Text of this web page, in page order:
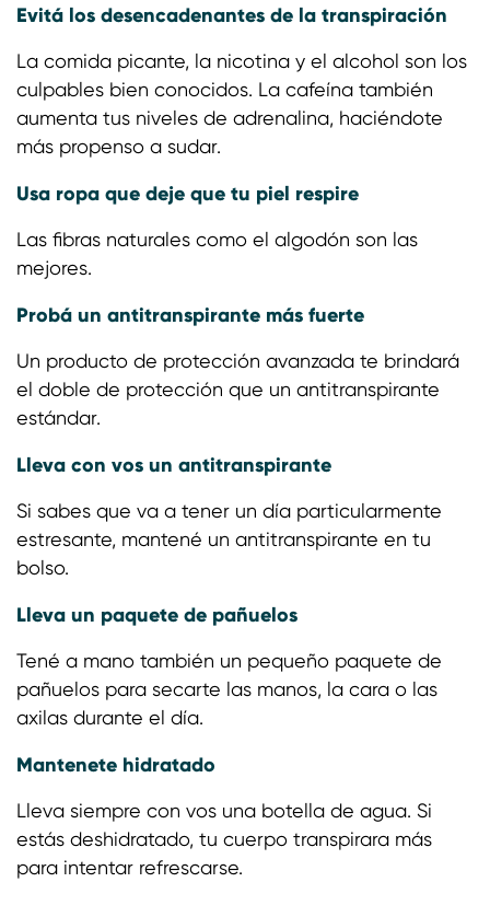
Evitá los desencadenantes de la transpiración
La comida picante, la nicotina y el alcohol son los
culpables bien conocidos. La cafeína también
aumenta tus niveles de adrenalina, haciéndote
más propenso a sudar.
Usa ropa que deje que tu piel respire
Las fibras naturales como el algodón son las
mejores.
Probá un antitranspirante más fuerte
Un producto de protección avanzada te brindará
el doble de protección que un antitranspirante
estándar.
Lleva con vos un antitranspirante
Si sabes que va a tener un día particularmente
estresante, mantené un antitranspirante en tu
bolso.
Lleva un paquete de pañuelos
Tené a mano también un pequeño paquete de
pañuelos para secarte las manos, la cara o las
axilas durante el día.
Mantenete hidratado
Lleva siempre con vos una botella de agua. Si
estás deshidratado, tu cuerpo transpirara más
para intentar refrescarse.